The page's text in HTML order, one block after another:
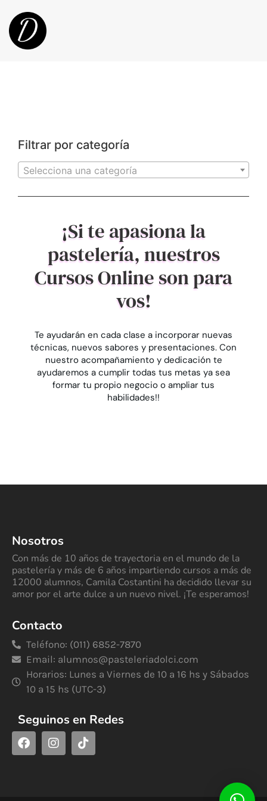
Filtrar por categoría
Selecciona una categoría
¡Si te apasiona la
pastelería, nuestros
Cursos Online son para
vos!
Te ayudarán en cada clase a incorporar nuevas
técnicas, nuevos sabores y presentaciones. Con
nuestro acompañamiento y dedicación te
ayudaremos a cumplir todas tus metas ya sea
formar tu propio negocio o ampliar tus
habilidades!!
Nosotros
Con más de 10 años de trayectoria en el mundo de la
pastelería y más de 6 años impartiendo cursos a más de
12000 alumnos, Camila Costantini ha decidido llevar su
amor por el arte dulce a un nuevo nivel. ¡Te esperamos!
Contacto
Teléfono: (011) 6852-7870
Email: alumnos@pasteleriadolci.com
Horarios: Lunes a Viernes de 10 a 16 hs y Sábados
10 a 15 hs (UTC-3)
Seguinos en Redes